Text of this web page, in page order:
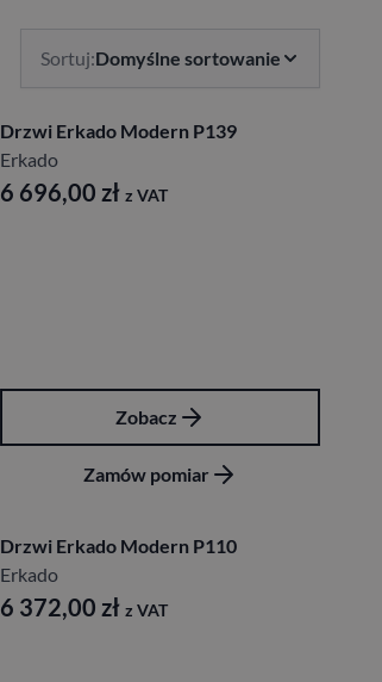
Sortuj:Domyślne sortowanie
Drzwi Erkado Modern P139
Erkado
6 696,00 zł z VAT
Zobacz
Zamów pomiar
Drzwi Erkado Modern P110
Erkado
6 372,00 zł z VAT